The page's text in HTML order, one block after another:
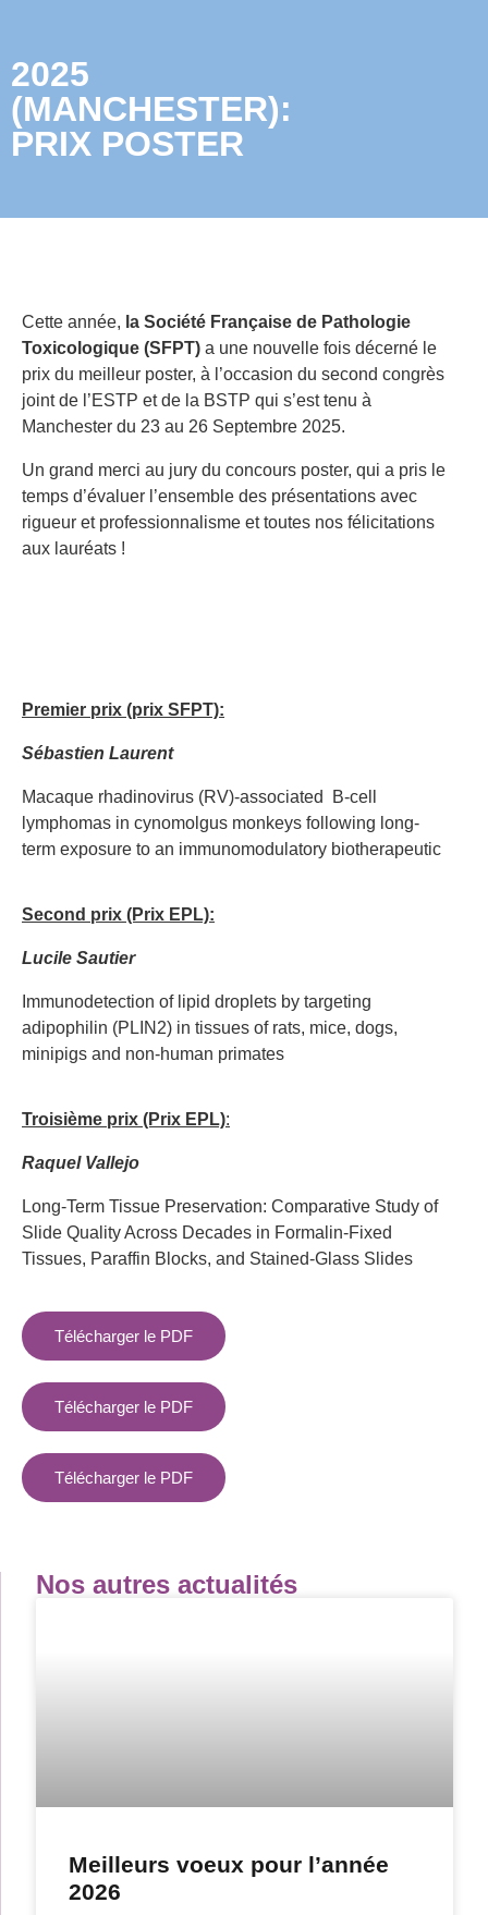
2025
(MANCHESTER):
PRIX POSTER
Nos autres actualités
Meilleurs voeux pour l’année
2026
Cette année, la Société Française de Pathologie
Toxicologique (SFPT) a une nouvelle fois décerné le
prix du meilleur poster, à l’occasion du second congrès
joint de l’ESTP et de la BSTP qui s’est tenu à
Manchester du 23 au 26 Septembre 2025.
Un grand merci au jury du concours poster, qui a pris le
temps d’évaluer l’ensemble des présentations avec
rigueur et professionnalisme et toutes nos félicitations
aux lauréats !
Premier prix (prix SFPT):
Sébastien Laurent
Macaque rhadinovirus (RV)-associated B-cell
lymphomas in cynomolgus monkeys following long-
term exposure to an immunomodulatory biotherapeutic
Second prix (Prix EPL):
Lucile Sautier
Immunodetection of lipid droplets by targeting
adipophilin (PLIN2) in tissues of rats, mice, dogs,
minipigs and non-human primates
Troisième prix (Prix EPL):
Raquel Vallejo
Long-Term Tissue Preservation: Comparative Study of
Slide Quality Across Decades in Formalin-Fixed
Tissues, Paraffin Blocks, and Stained-Glass Slides
Télécharger le PDF
Télécharger le PDF
Télécharger le PDF